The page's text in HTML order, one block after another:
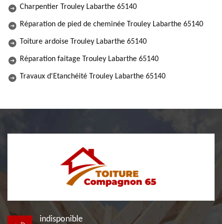
Charpentier Trouley Labarthe 65140
Réparation de pied de cheminée Trouley Labarthe 65140
Toiture ardoise Trouley Labarthe 65140
Réparation faitage Trouley Labarthe 65140
Travaux d'Etanchéité Trouley Labarthe 65140
indisponible